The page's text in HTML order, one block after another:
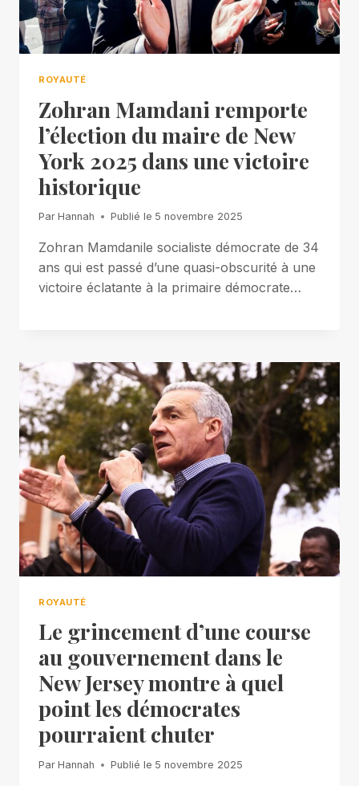
ROYAUTÉ
Zohran Mamdani remporte
l’élection du maire de New
York 2025 dans une victoire
historique
Par Hannah Publié le 5 novembre 2025
Zohran Mamdanile socialiste démocrate de 34
ans qui est passé d’une quasi-obscurité à une
victoire éclatante à la primaire démocrate…
ROYAUTÉ
Le grincement d’une course
au gouvernement dans le
New Jersey montre à quel
point les démocrates
pourraient chuter
Par Hannah Publié le 5 novembre 2025